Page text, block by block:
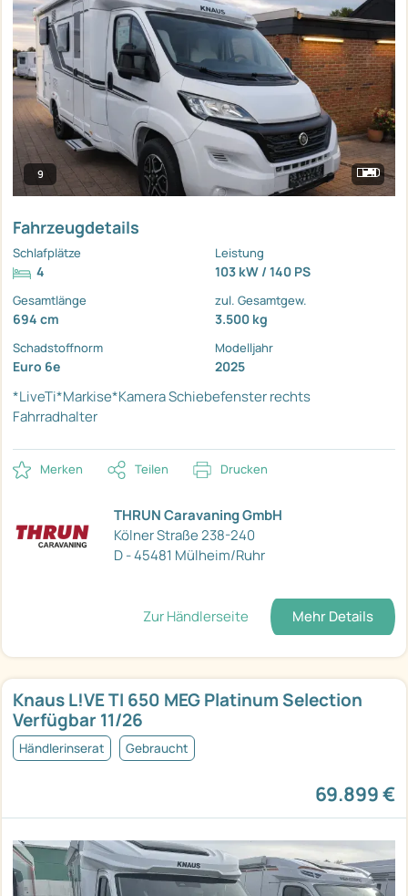
9
Fahrzeugdetails
Schlafplätze
4
Leistung
103 kW / 140 PS
Gesamtlänge
694 cm
zul. Gesamtgew.
3.500 kg
Schadstoffnorm
Euro 6e
Modelljahr
2025
*LiveTi*Markise*KameraSchiebefenster rechts
Fahrradhalter
Merken Teilen Drucken
THRUN Caravaning GmbH
Kölner Straße 238-240
D - 45481 Mülheim/Ruhr
Zur Händlerseite Mehr Details
Knaus L!VE TI 650 MEG Platinum Selection
Verfügbar 11/26
Händlerinserat Gebraucht
69.899 €